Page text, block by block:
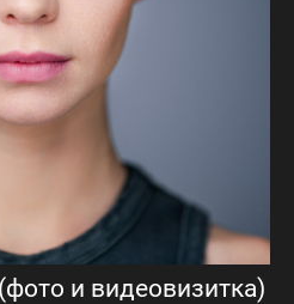
и видеовизитка)